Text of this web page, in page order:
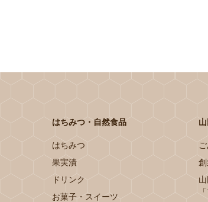
はちみつ・自然食品
はちみつ
果実漬
ドリンク
お菓子・スイーツ